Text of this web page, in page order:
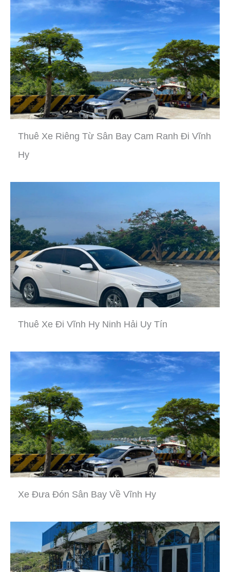
Thuê Xe Riêng Từ Sân Bay Cam Ranh Đi Vĩnh
Hy
Thuê Xe Đi Vĩnh Hy Ninh Hải Uy Tín
Xe Đưa Đón Sân Bay Về Vĩnh Hy